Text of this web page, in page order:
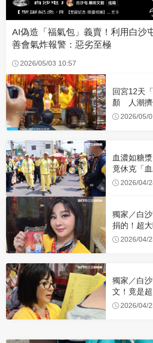
AI偽造「福氣包」義賣！利用白
善會氣炸報警：惡劣至極
2026/05/03 10:57
回宮12天
顏 人潮擠
2026/05/
血濃如糖
竟休克「
倍」 醫曝
2026/04/
獨家／白
捐的！超
蹟 一靠近
2026/04/
獨家／白
文！竟是
布忍尿5小
2026/04/